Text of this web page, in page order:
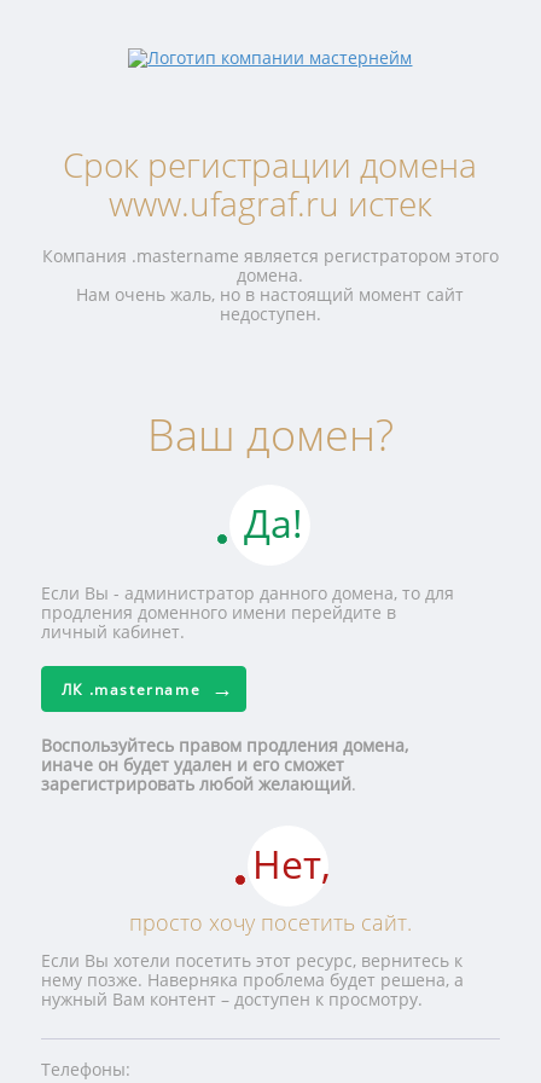
Срок регистрации домена
www.ufagraf.ru истек
Компания .mastername является регистратором этого
домена.
Нам очень жаль, но в настоящий момент сайт
недоступен.
Ваш домен?
Да!
Если Вы - администратор данного домена, то для
продления доменного имени перейдите в
личный кабинет.
ЛК .mastername
Воспользуйтесь правом продления домена,
иначе он будет удален и его сможет
зарегистрировать любой желающий.
Нет,
просто хочу посетить сайт.
Если Вы хотели посетить этот ресурс, вернитесь к
нему позже. Наверняка проблема будет решена, а
нужный Вам контент – доступен к просмотру.
Телефоны: